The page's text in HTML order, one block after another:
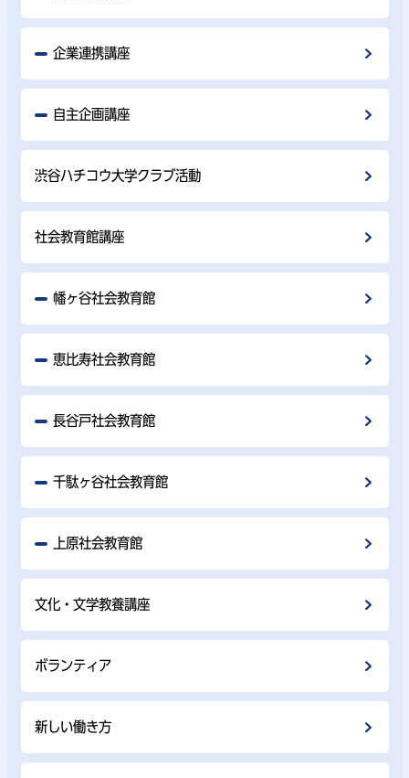
企業連携講座
自主企画講座
渋谷ハチコウ大学クラブ活動
社会教育館講座
幡ヶ谷社会教育館
恵比寿社会教育館
長谷戸社会教育館
千駄ヶ谷社会教育館
上原社会教育館
文化・文学教養講座
ボランティア
新しい働き方